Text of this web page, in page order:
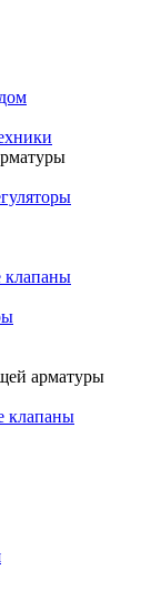
клапаны
арматуры
клапаны